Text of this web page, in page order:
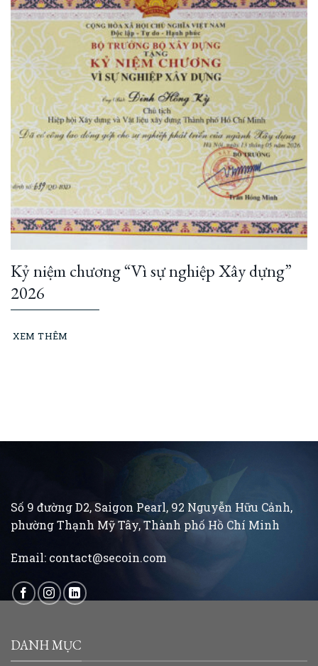
Kỷ niệm chương “Vì sự nghiệp Xây dựng”
2026
XEM THÊM
Số 9 đường D2, Saigon Pearl, 92 Nguyễn Hữu Cảnh,
phường Thạnh Mỹ Tây, Thành phố Hồ Chí Minh
Email: contact@secoin.com
DANH MỤC